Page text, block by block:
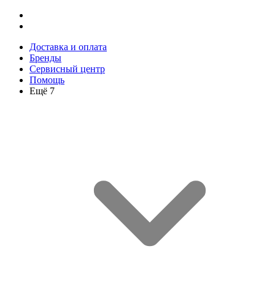
Доставка и оплата
Бренды
Сервисный центр
Помощь
Ещё 7